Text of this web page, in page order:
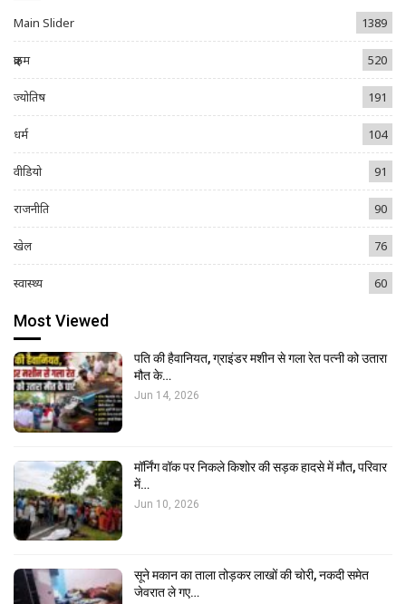
Main Slider 1389
क्राइम 520
ज्योतिष 191
धर्म 104
वीडियो 91
राजनीति 90
खेल 76
स्वास्थ्य 60
Most Viewed
पति की हैवानियत, ग्राइंडर मशीन से गला रेत पत्नी को उतारा
मौत के…
Jun 14, 2026
मॉर्निंग वॉक पर निकले किशोर की सड़क हादसे में मौत, परिवार
में…
Jun 10, 2026
सूने मकान का ताला तोड़कर लाखों की चोरी, नकदी समेत
जेवरात ले गए…